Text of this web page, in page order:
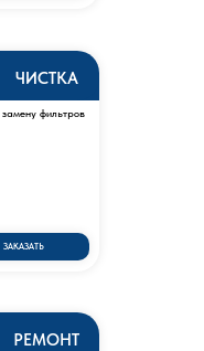
РЕМОНТ
замену фильтров
ЧИСТКА
ЗАКАЗАТЬ